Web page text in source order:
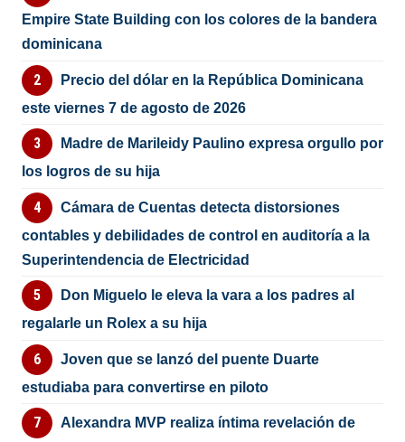
Empire State Building con los colores de la bandera
dominicana
Precio del dólar en la República Dominicana
este viernes 7 de agosto de 2026
Madre de Marileidy Paulino expresa orgullo por
los logros de su hija
Cámara de Cuentas detecta distorsiones
contables y debilidades de control en auditoría a la
Superintendencia de Electricidad
Don Miguelo le eleva la vara a los padres al
regalarle un Rolex a su hija
Joven que se lanzó del puente Duarte
estudiaba para convertirse en piloto
Alexandra MVP realiza íntima revelación de